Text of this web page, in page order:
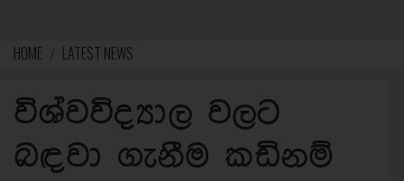
HOME LATEST NEWS
විශ්වවිද්‍යාල වලට
බඳවා ගැනීම කඩිනම්